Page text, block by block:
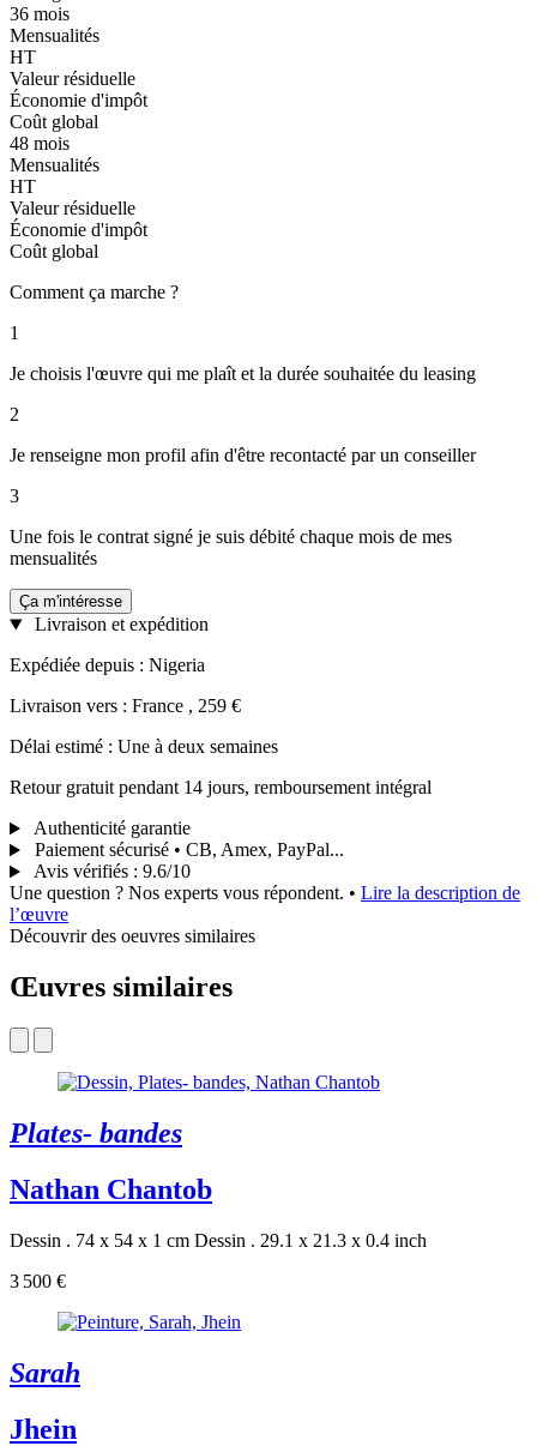
36 mois
Mensualités
HT
Valeur résiduelle
Économie d'impôt
Coût global
48 mois
Mensualités
HT
Valeur résiduelle
Économie d'impôt
Coût global
Comment ça marche ?
1
Je choisis l'œuvre qui me plaît et la durée souhaitée du leasing
2
Je renseigne mon profil afin d'être recontacté par un conseiller
3
Une fois le contrat signé je suis débité chaque mois de mes
mensualités
Ça m'intéresse
Livraison et expédition
Expédiée depuis : Nigeria
Livraison vers : France , 259 €
Délai estimé : Une à deux semaines
Retour gratuit pendant 14 jours, remboursement intégral
Authenticité garantie
Paiement sécurisé • CB, Amex, PayPal...
Avis vérifiés : 9.6/10
Une question ? Nos experts vous répondent. • Lire la description de
l’œuvre
Découvrir des oeuvres similaires
Œuvres similaires
Plates- bandes
Nathan Chantob
Dessin . 74 x 54 x 1 cm Dessin . 29.1 x 21.3 x 0.4 inch
3 500 €
Sarah
Jhein